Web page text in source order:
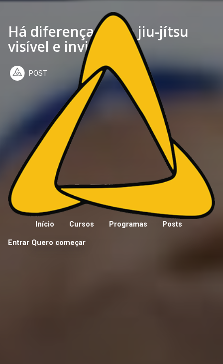
Início Cursos Programas Posts
Entrar Quero começar
Há diferença entre jiu-jítsu
visível e invisível?
POST